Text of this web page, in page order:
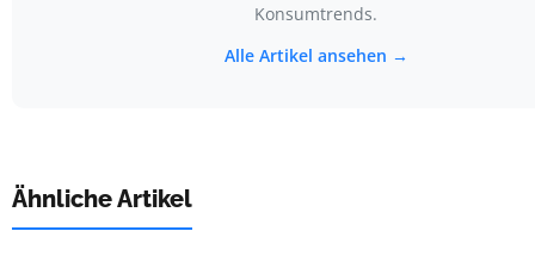
Konsumtrends.
Alle Artikel ansehen →
Ähnliche Artikel